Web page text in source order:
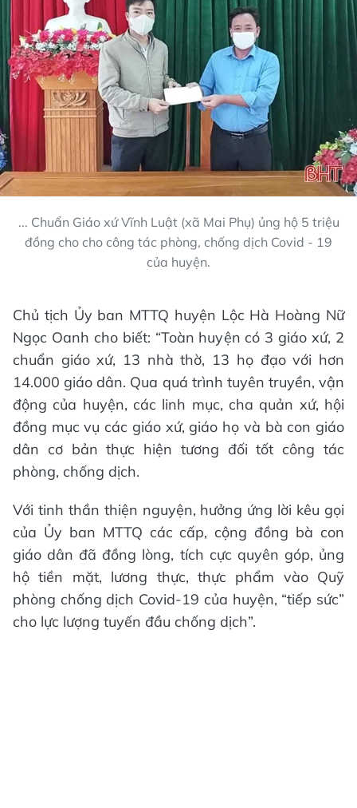
... Chuẩn Giáo xứ Vĩnh Luật (xã Mai Phụ) ủng hộ 5 triệu
đồng cho cho công tác phòng, chống dịch Covid - 19
của huyện.
Chủ tịch Ủy ban MTTQ huyện Lộc Hà Hoàng Nữ
Ngọc Oanh cho biết: “Toàn huyện có 3 giáo xứ, 2
chuẩn giáo xứ, 13 nhà thờ, 13 họ đạo với hơn
14.000 giáo dân. Qua quá trình tuyên truyền, vận
động của huyện, các linh mục, cha quản xứ, hội
đồng mục vụ các giáo xứ, giáo họ và bà con giáo
dân cơ bản thực hiện tương đối tốt công tác
phòng, chống dịch.
Với tinh thần thiện nguyện, hưởng ứng lời kêu gọi
của Ủy ban MTTQ các cấp, cộng đồng bà con
giáo dân đã đồng lòng, tích cực quyên góp, ủng
hộ tiền mặt, lương thực, thực phẩm vào Quỹ
phòng chống dịch Covid-19 của huyện, “tiếp sức”
cho lực lượng tuyến đầu chống dịch”.